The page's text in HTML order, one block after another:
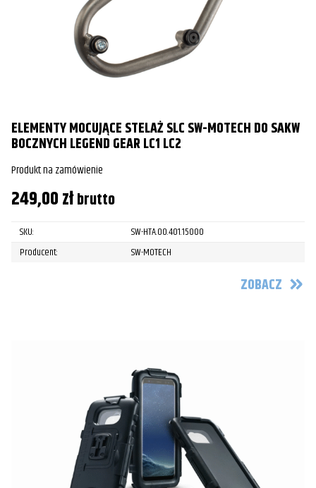
ELEMENTY MOCUJĄCE STELAŻ SLC SW-MOTECH DO SAKW
BOCZNYCH LEGEND GEAR LC1 LC2
Produkt na zamówienie
249,00złbrutto
SKU:
SW-HTA.00.401.15000
Producent:
SW-MOTECH
ZOBACZ